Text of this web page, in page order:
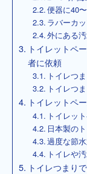
便器に40
ラバーカ
外にある
トイレットペ
者に依頼
トイレつ
トイレつ
トイレットペ
トイレッ
日本製の
過度な節
トイレや
トイレつまり